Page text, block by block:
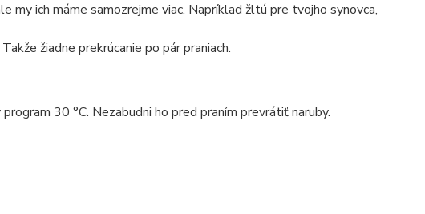
my ich máme samozrejme viac. Napríklad žltú pre tvojho synovca,
žiadne prekrúcanie po pár praniach.
30 °C. Nezabudni ho pred praním prevrátiť naruby.